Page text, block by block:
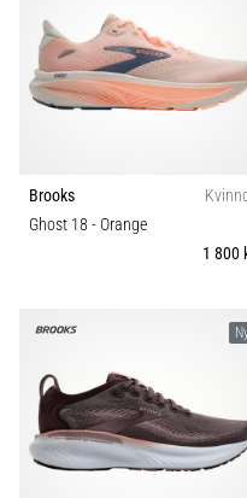
Brooks
Ghost 18 - Orange
1 800